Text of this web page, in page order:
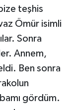
teşhis
Ömür isimli
Sonra
Annem,
Ben sonra
gördüm.